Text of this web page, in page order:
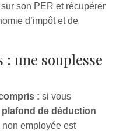
son PER et récupérer
d’impôt et de
une souplesse
: si vous
plafond de déduction
employée est